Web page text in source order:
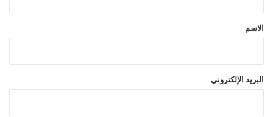
*الاسم
البريد الإلكتروني